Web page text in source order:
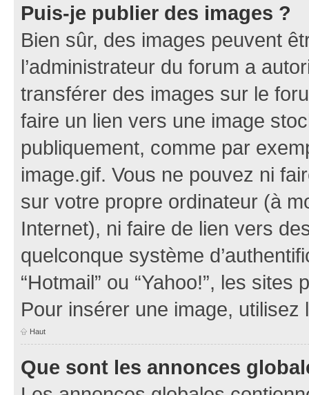
Puis-je publier des images ?
Bien sûr, des images peuvent
l’administrateur du forum a
transférer des images sur le
faire un lien vers une image
publiquement, comme par
image.gif. Vous ne pouvez ni
sur votre propre ordinateur (à
Internet), ni faire de lien vers
quelconque système
“Hotmail” ou “Yahoo!”, les
Pour insérer une image, utilisez
Haut
Que sont les annonces